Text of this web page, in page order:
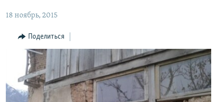
навигации
Вернутся
поиску
RFE/RL ДИРЕКТ
НАСТОЯЩЕЕ ВРЕМЯ
МИГРАНТ МЕДИА
18 ноябрь, 2015
Поделиться